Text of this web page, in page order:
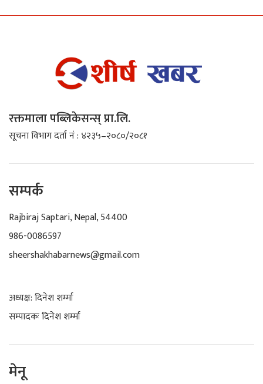
रक्तमाला पब्लिकेसन्स् प्रा.लि.
सूचना विभाग दर्ता नं : ४२३५–२०८०/२०८१
सम्पर्क
Rajbiraj Saptari, Nepal, 54400
986-0086597
sheershakhabarnews@gmail.com
अध्यक्ष: दिनेश शर्म्मा
सम्पादकः दिनेश शर्म्मा
मेनू